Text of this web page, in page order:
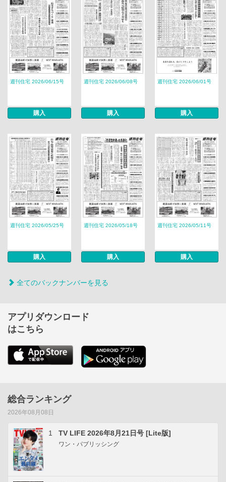
週刊住宅 2026/06/15号
購入
週刊住宅 2026/06/08号
購入
週刊住宅 2026/06/01号
購入
週刊住宅 2026/05/25号
購入
週刊住宅 2026/05/18号
購入
週刊住宅 2026/05/11号
購入
全てのバックナンバーを見る
アプリダウンロード
はこちら
総合ランキング
2026年08月08日
1 TV LIFE 2026年8月21日号 [Lite版]
ワン・パブリッシング